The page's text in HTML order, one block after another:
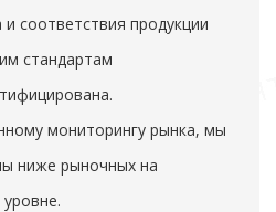
продукции
стандартам
мониторингу рынка, мы
ниже рыночных на